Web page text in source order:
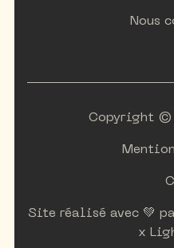
Nous
Copyright ©
Site réalisé avec 💚
x